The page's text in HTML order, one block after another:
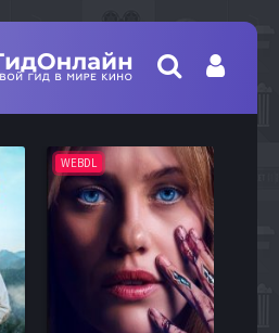
WEBDL